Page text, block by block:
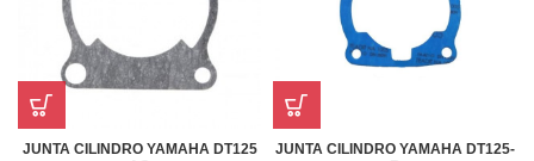
JUNTA CILINDRO YAMAHA DT125
JUNTA CILINDRO YAMAHA DT125-